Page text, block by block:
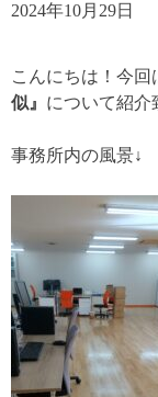
2024年10月29日
こんにちは！今
似』 について紹介
事務所内の風景↓